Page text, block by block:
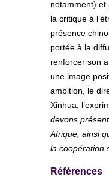
notamment) et
la critique à
présence
portée à la
renforcer son
une image
ambition, le
Xinhua,
devons
Afrique, ainsi
la coopération
Références